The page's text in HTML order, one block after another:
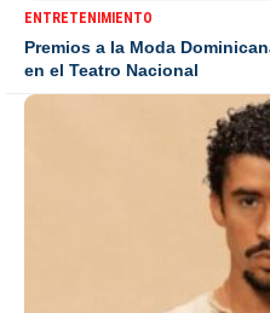
ENTRETENIMIENTO
Premios a la Moda
en el Teatro Nacional